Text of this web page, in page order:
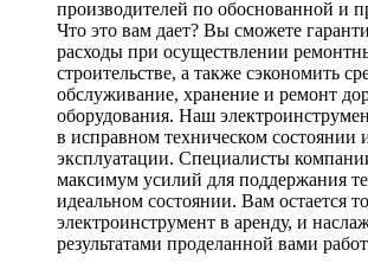
производителей по обоснованной и
Что это вам дает? Вы сможете
расходы при осуществлении
строительстве, а также сэкономить
обслуживание, хранение и ремонт
оборудования. Наш
в исправном техническом состоянии
эксплуатации. Специалисты
максимум усилий для поддержания
идеальном состоянии. Вам остается
электроинструмент в аренду, и
результатами проделанной вами